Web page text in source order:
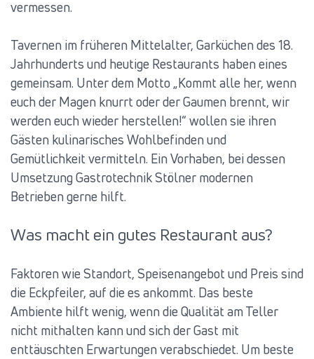
vermessen.
Tavernen im früheren Mittelalter, Garküchen des 18.
Jahrhunderts und heutige Restaurants haben eines
gemeinsam. Unter dem Motto „Kommt alle her, wenn
euch der Magen knurrt oder der Gaumen brennt, wir
werden euch wieder herstellen!“ wollen sie ihren
Gästen kulinarisches Wohlbefinden und
Gemütlichkeit vermitteln. Ein Vorhaben, bei dessen
Umsetzung Gastrotechnik Stölner modernen
Betrieben gerne hilft.
Was macht ein gutes Restaurant aus?
Faktoren wie Standort, Speisenangebot und Preis sind
die Eckpfeiler, auf die es ankommt. Das beste
Ambiente hilft wenig, wenn die Qualität am Teller
nicht mithalten kann und sich der Gast mit
enttäuschten Erwartungen verabschiedet. Um beste